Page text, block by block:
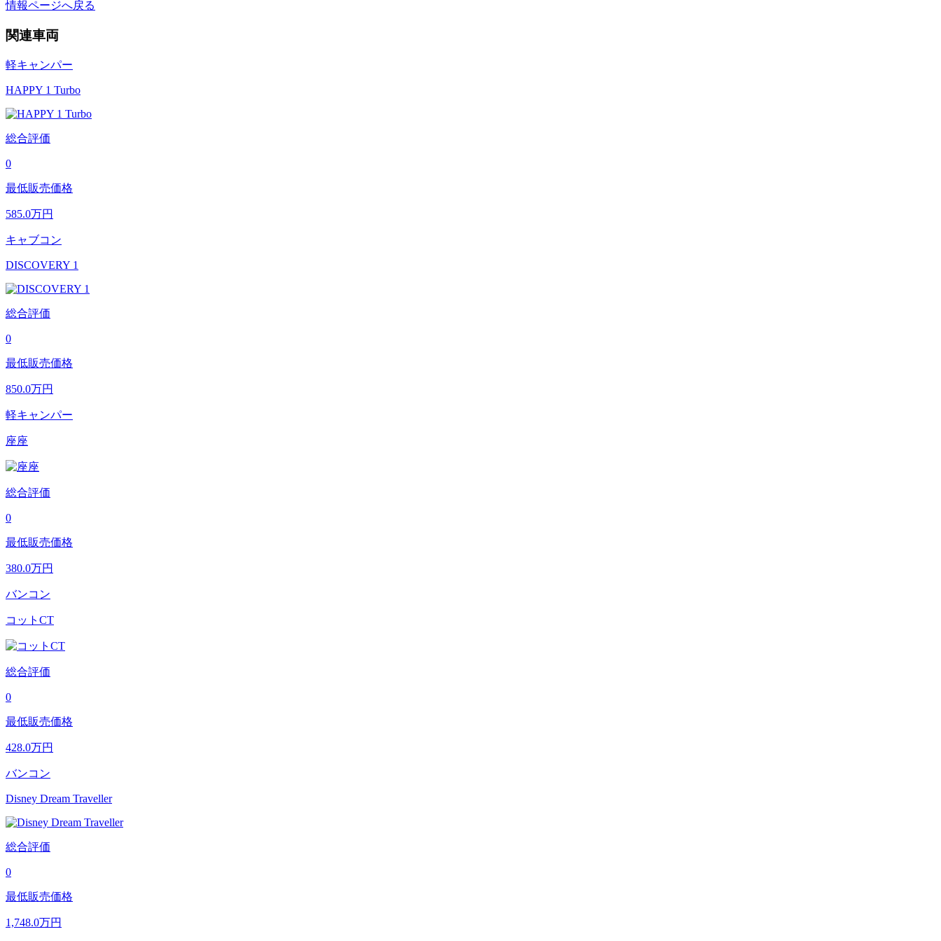
情報ページへ戻る
関連車両
軽キャンパー
HAPPY 1 Turbo
総合評価
0
最低販売価格
585.0万円
キャブコン
DISCOVERY 1
総合評価
0
最低販売価格
850.0万円
軽キャンパー
座座
総合評価
0
最低販売価格
380.0万円
バンコン
コットCT
総合評価
0
最低販売価格
428.0万円
バンコン
Disney Dream Traveller
総合評価
0
最低販売価格
1,748.0万円